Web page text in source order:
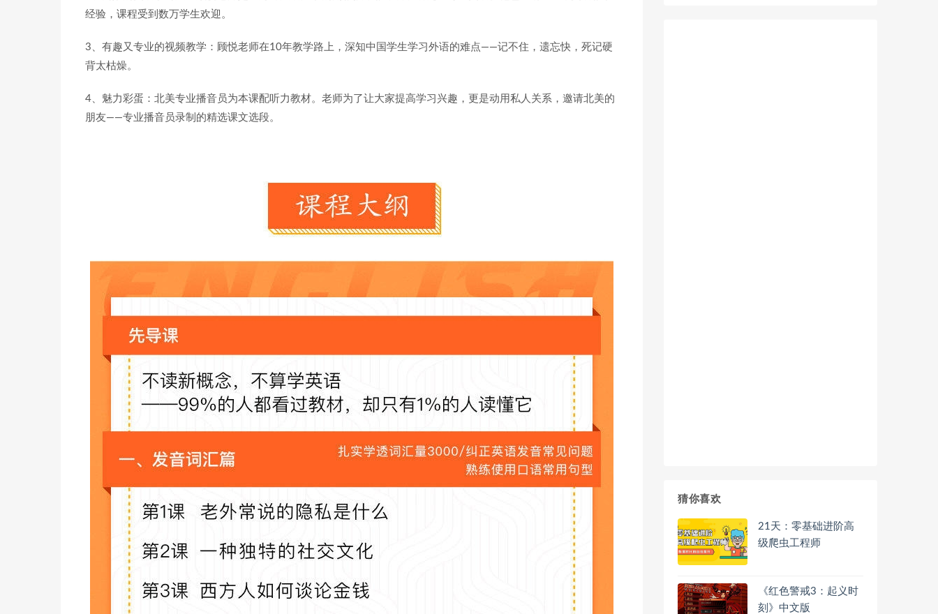
经验，课程受到数万学生欢迎。
3、有趣又专业的视频教学：顾悦老师在10年教学路上，深知中国学生学习外语的难点——记不住，遗忘快，死记硬
背太枯燥。
4、魅力彩蛋：北美专业播音员为本课配听力教材。老师为了让大家提高学习兴趣，更是动用私人关系，邀请北美的
朋友——专业播音员录制的精选课文选段。
猜你喜欢
21天：零基础进阶高
级爬虫工程师
《红色警戒3：起义时
刻》中文版